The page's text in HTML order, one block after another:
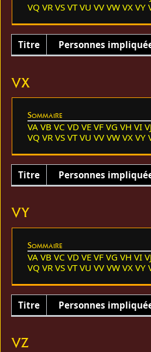
VQ VR VS VT VU VV VW VX VY
Titre Personnes
VX
Sommaire
VA VB VC VD VE VF VG VH VI VJ
VQ VR VS VT VU VV VW VX VY
Titre Personnes
VY
Sommaire
VA VB VC VD VE VF VG VH VI VJ
VQ VR VS VT VU VV VW VX VY
Titre Personnes
VZ